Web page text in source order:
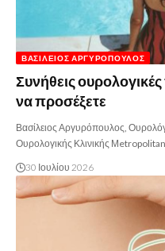
ΒΑΣΊΛΕΙΟΣ ΑΡΓΥΡΌΠΟΥΛΟΣ
Συνήθεις ουρολογικές
να προσέξετε
Βασίλειος Αργυρόπουλος,
Ουρολογικής Κλινικής
30 Ιουλίου 2026